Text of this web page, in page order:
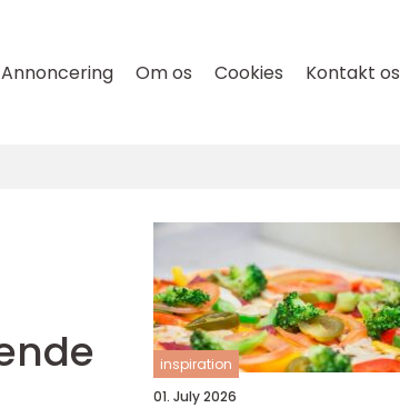
Annoncering Om os Cookies Kontakt os
inspiration
01. July 2026